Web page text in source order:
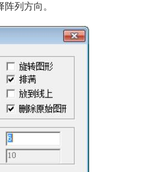
列方向。